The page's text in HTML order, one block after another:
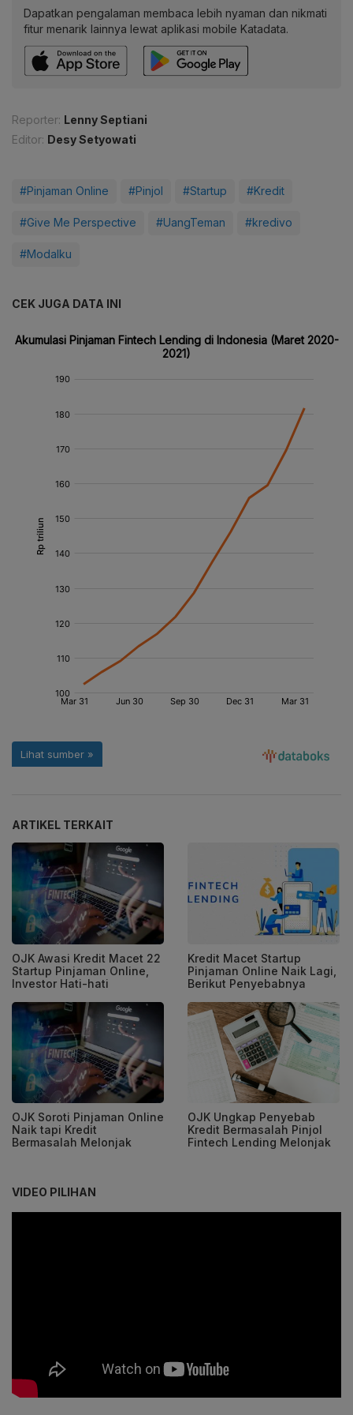
Dapatkan pengalaman membaca lebih nyaman dan nikmati
fitur menarik lainnya lewat aplikasi mobile Katadata.
Reporter: Lenny Septiani
Editor: Desy Setyowati
#Pinjaman Online #Pinjol #Startup #Kredit
#Give Me Perspective #UangTeman #kredivo
#Modalku
CEK JUGA DATA INI
ARTIKEL TERKAIT
OJK Awasi Kredit Macet 22
Startup Pinjaman Online,
Investor Hati-hati
Kredit Macet Startup
Pinjaman Online Naik Lagi,
Berikut Penyebabnya
OJK Soroti Pinjaman Online
Naik tapi Kredit
Bermasalah Melonjak
OJK Ungkap Penyebab
Kredit Bermasalah Pinjol
Fintech Lending Melonjak
VIDEO PILIHAN